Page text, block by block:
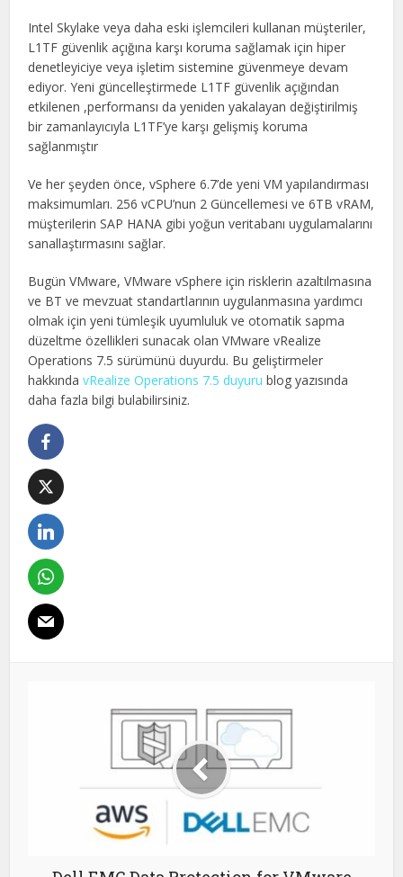
Intel Skylake veya daha eski işlemcileri kullanan müşteriler,
L1TF güvenlik açığına karşı koruma sağlamak için hiper
denetleyiciye veya işletim sistemine güvenmeye devam
ediyor. Yeni güncelleştirmede L1TF güvenlik açığından
etkilenen ,performansı da yeniden yakalayan değiştirilmiş
bir zamanlayıcıyla L1TF’ye karşı gelişmiş koruma
sağlanmıştır
Ve her şeyden önce, vSphere 6.7’de yeni VM yapılandırması
maksimumları. 256 vCPU’nun 2 Güncellemesi ve 6TB vRAM,
müşterilerin SAP HANA gibi yoğun veritabanı uygulamalarını
sanallaştırmasını sağlar.
Bugün VMware, VMware vSphere için risklerin azaltılmasına
ve BT ve mevzuat standartlarının uygulanmasına yardımcı
olmak için yeni tümleşik uyumluluk ve otomatik sapma
düzeltme özellikleri sunacak olan VMware vRealize
Operations 7.5 sürümünü duyurdu. Bu geliştirmeler
hakkındavRealize Operations 7.5 duyuru blog yazısında
daha fazla bilgi bulabilirsiniz.